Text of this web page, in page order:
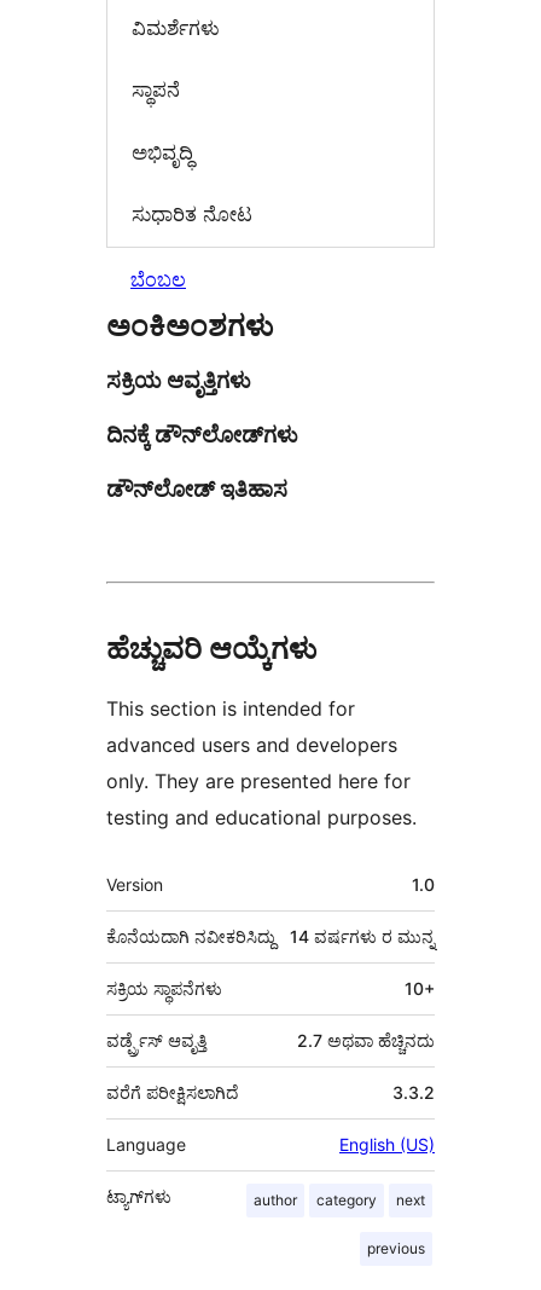
‍ವಿಮರ್ಶೆಗಳು‍
ಸ್ಥಾಪನೆ
ಅಭಿವೃದ್ಧಿ
ಸುಧಾರಿತ ನೋಟ
ಬೆಂಬಲ
ಅಂಕಿಅಂಶಗಳು
ಸಕ್ರಿಯ ಆವೃತ್ತಿಗಳು
ದಿನಕ್ಕೆ ಡೌನ್‌ಲೋಡ್‌ಗಳು
ಡೌನ್‌ಲೋಡ್ ಇತಿಹಾಸ
ಹೆಚ್ಚುವರಿ ಆಯ್ಕೆಗಳು
This section is intended for
advanced users and developers
only. They are presented here for
testing and educational purposes.
ಮೆಟಾ
Version 1.0
ಕೊನೆಯದಾಗಿ ನವೀಕರಿಸಿದ್ದು 14 ವರ್ಷಗಳು ರ ಮುನ್ನ
ಸಕ್ರಿಯ ಸ್ಥಾಪನೆಗಳು 10+
ವರ್ಡ್ಪ್ರೆಸ್ ಆವೃತ್ತಿ 2.7 ಅಥವಾ ಹೆಚ್ಚಿನದು
3.3.2
ವರೆಗೆ ಪರೀಕ್ಷಿಸಲಾಗಿದೆ
Language English (US)
ಟ್ಯಾಗ್‌ಗಳು author category next
previous